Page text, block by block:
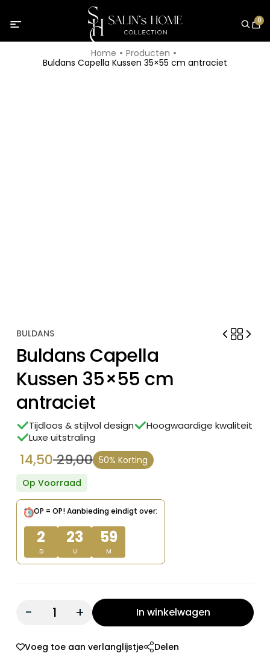
0
Home
Producten
Buldans Capella Kussen 35×55 cm antraciet
BULDANS
Buldans Capella
Kussen 35×55 cm
antraciet
Tijdloos & stijlvol design
Hoogwaardige kwaliteit
Luxe uitstraling
29,00
Oorspronkelijke
prijs
was:
€ 29,00.
14,50
Huidige
prijs
is:
€ 14,50.
50% Korting
Op Voorraad
OP = OP!Aanbieding eindigt over:
2
D
23
U
59
M
Quantity: In winkelwagen
Voeg toe aan verlanglijstje Delen